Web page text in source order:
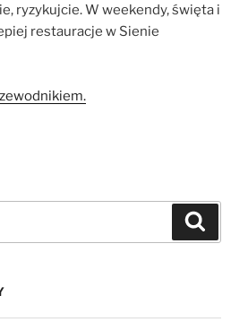
ryzykujcie. W weekendy, święta i
restauracje w Sienie